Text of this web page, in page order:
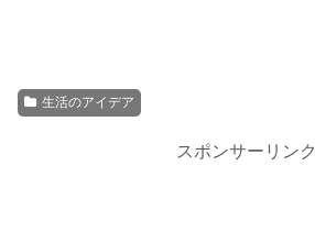
生活のアイデア
スポンサーリンク